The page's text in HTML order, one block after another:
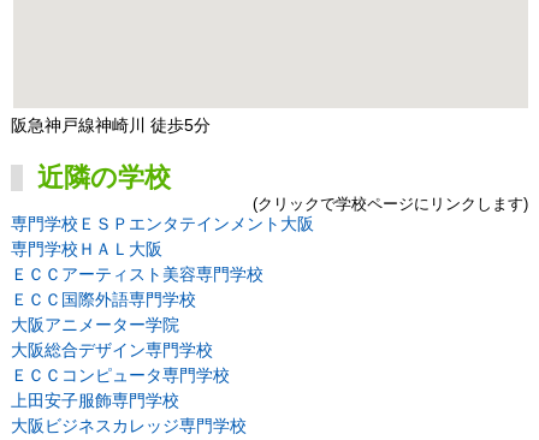
阪急神戸線神崎川 徒歩5分
近隣の学校
(クリックで学校ページにリンクします)
専門学校ＥＳＰエンタテインメント大阪
専門学校ＨＡＬ大阪
ＥＣＣアーティスト美容専門学校
ＥＣＣ国際外語専門学校
大阪アニメーター学院
大阪総合デザイン専門学校
ＥＣＣコンピュータ専門学校
上田安子服飾専門学校
大阪ビジネスカレッジ専門学校